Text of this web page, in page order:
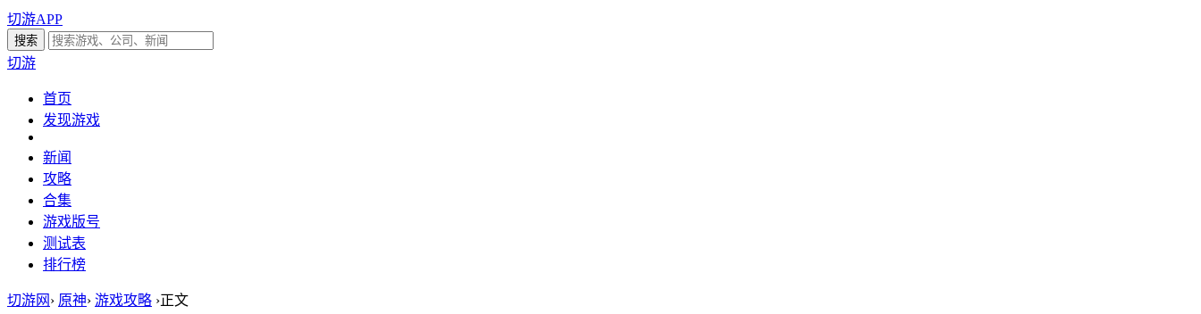
切游APP
切游
首页
发现游戏
新闻
攻略
合集
游戏版号
测试表
排行榜
切游网 › 原神› 游戏攻略 ›正文